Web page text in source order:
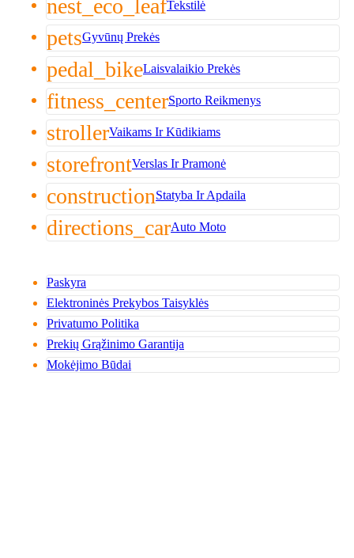
nest_eco_leafTekstilė
petsGyvūnų Prekės
pedal_bikeLaisvalaikio Prekės
fitness_centerSporto Reikmenys
strollerVaikams Ir Kūdikiams
storefrontVerslas Ir Pramonė
constructionStatyba Ir Apdaila
directions_carAuto Moto
Paskyra
Elektroninės Prekybos Taisyklės
Privatumo Politika
Prekių Grąžinimo Garantija
Mokėjimo Būdai